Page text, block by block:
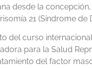
desde la
21 (Síndrome de
del curso
para la Salud
del factor